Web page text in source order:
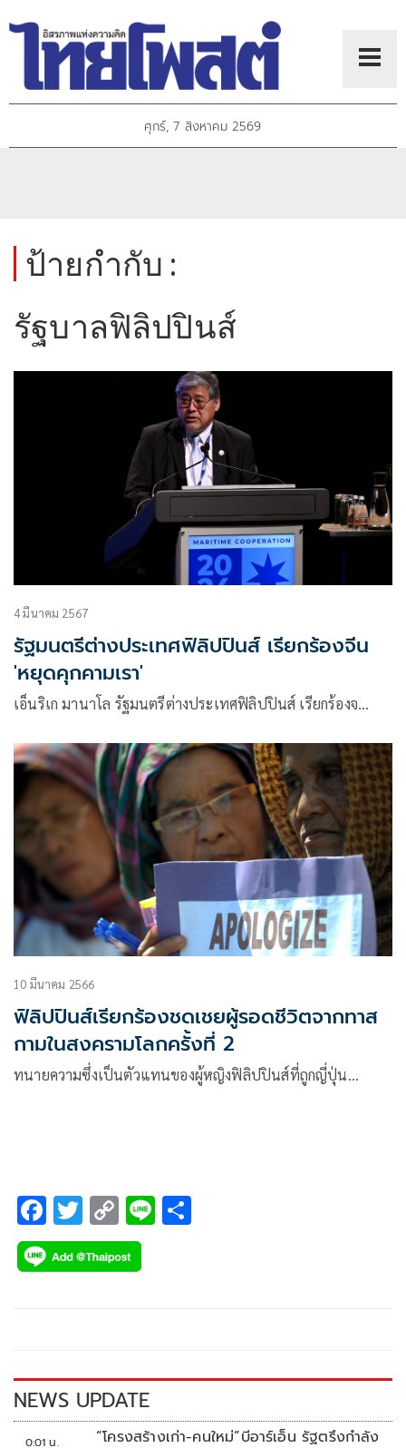
ศุกร์, 7 สิงหาคม 2569
ป้ายกำกับ :
รัฐบาลฟิลิปปินส์
4 มีนาคม 2567
รัฐมนตรีต่างประเทศฟิลิปปินส์ เรียกร้องจีน
'หยุดคุกคามเรา'
เอ็นริเก มานาโล รัฐมนตรีต่างประเทศฟิลิปปินส์ เรียกร้องจ…
10 มีนาคม 2566
ฟิลิปปินส์เรียกร้องชดเชยผู้รอดชีวิตจากทาส
กามในสงครามโลกครั้งที่ 2
ทนายความซึ่งเป็นตัวแทนของผู้หญิงฟิลิปปินส์ที่ถูกญี่ปุ่น…
F
ac
e
k
T
wi
tt
C
o
p
k
Li
NEWS UPDATE
0:01 น.
“โครงสร้างเก่า-คนใหม่”บีอาร์เอ็น รัฐตรึงกำลัง